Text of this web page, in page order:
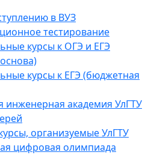
в ВУЗ
тестирование
курсы к ОГЭ и ЕГЭ
курсы к ЕГЭ (бюджетная
инженерная академия УлГТУ
организуемые УлГТУ
цифровая олимпиада